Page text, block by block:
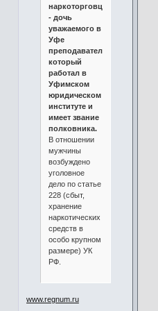
наркоторговца
- дочь
уважаемого в
Уфе
преподавателя,
который
работал в
Уфимском
юридическом
институте и
имеет звание
полковника.
В отношении
мужчины
возбуждено
уголовное
дело по статье
228 (сбыт,
хранение
наркотических
средств в
особо крупном
размере) УК
РФ.
www.regnum.ru